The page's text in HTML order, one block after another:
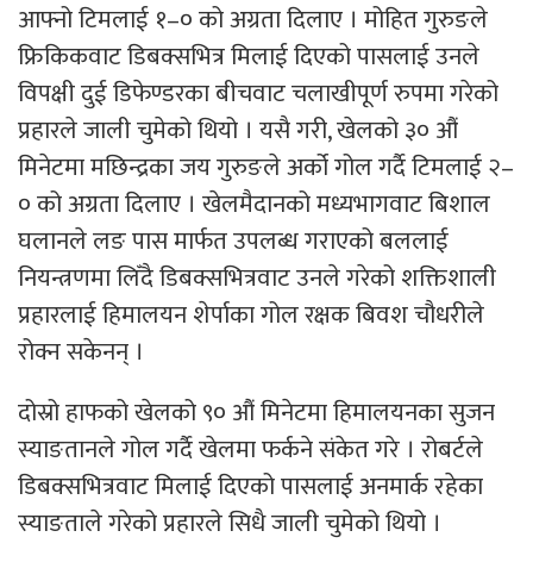
आफ्नो टिमलाई १–० को अग्रता दिलाए । मोहित गुरुङले
फ्रिकिकवाट डिबक्सभित्र मिलाई दिएको पासलाई उनले
विपक्षी दुई डिफेण्डरका बीचवाट चलाखीपूर्ण रुपमा गरेको
प्रहारले जाली चुमेको थियो । यसै गरी, खेलको ३० औं
मिनेटमा मछिन्द्रका जय गुरुङले अर्को गोल गर्दै टिमलाई २–
० को अग्रता दिलाए । खेलमैदानको मध्यभागवाट बिशाल
घलानले लङ पास मार्फत उपलब्ध गराएको बललाई
नियन्त्रणमा लिँदै डिबक्सभित्रवाट उनले गरेको शक्तिशाली
प्रहारलाई हिमालयन शेर्पाका गोल रक्षक बिवश चौधरीले
रोक्न सकेनन् ।
दोस्रो हाफको खेलको ९० औं मिनेटमा हिमालयनका सुजन
स्याङतानले गोल गर्दै खेलमा फर्कने संकेत गरे । रोबर्टले
डिबक्सभित्रवाट मिलाई दिएको पासलाई अनमार्क रहेका
स्याङताले गरेको प्रहारले सिधै जाली चुमेको थियो ।